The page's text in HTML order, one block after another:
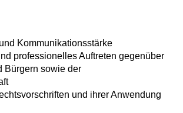
Kommunikationsstärke
professionelles Auftreten gegenüber
Bürgern sowie der
und ihrer Anwendung